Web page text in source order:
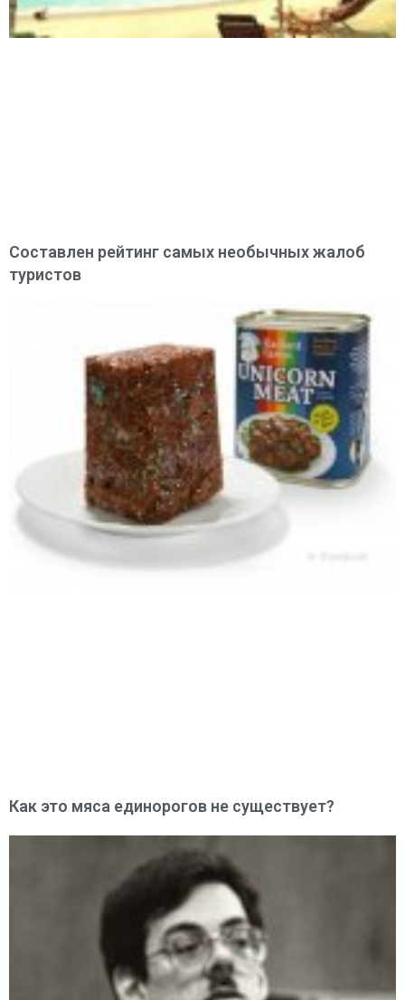
Составлен рейтинг самых необычных жалоб
туристов
Как это мяса единорогов не существует?